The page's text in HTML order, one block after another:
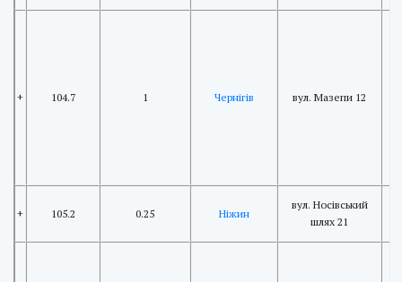
+ 104.7 1 Чернігів вул. Мазепи 12
+ 105.2 0.25 Ніжин
вул. Носівський
шлях 21